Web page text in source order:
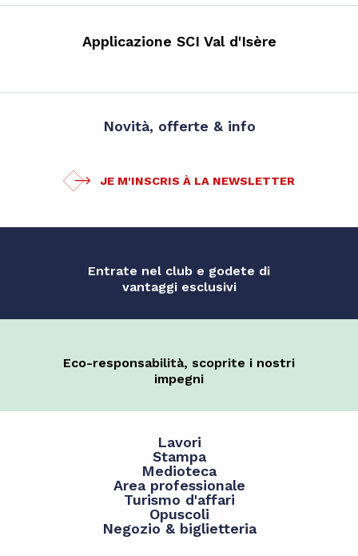
Applicazione SCI Val d'Isère
Novità, offerte & info
JE M'INSCRIS À LA NEWSLETTER
Entrate nel club e godete di
vantaggi esclusivi
Eco-responsabilità, scoprite i nostri
impegni
Lavori
Stampa
Medioteca
Area professionale
Turismo d'affari
Opuscoli
Negozio & biglietteria